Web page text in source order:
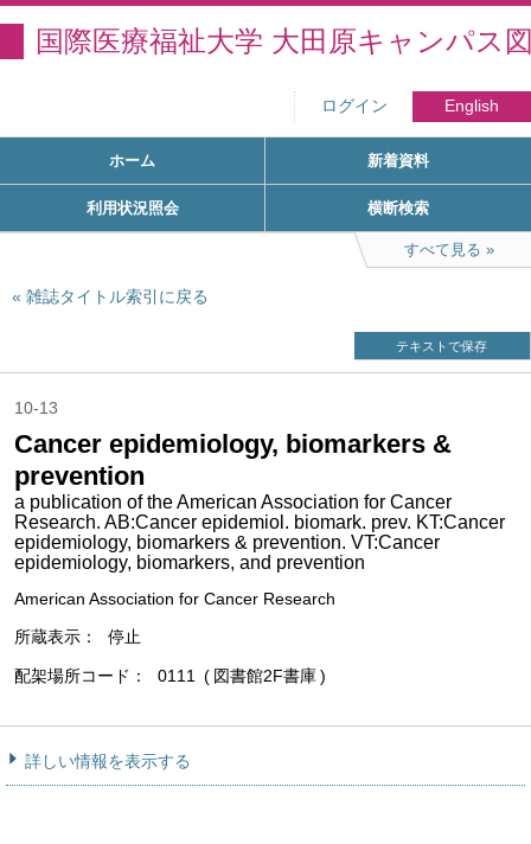
国際医療福祉大学 大田原キャンパス
ログイン English
ホーム 新着資料
利用状況照会 横断検索
すべて見る
雑誌タイトル索引に戻る
テキストで保存
10-13
Cancer epidemiology, biomarkers &
prevention
a publication of the American Association for Cancer
Research. AB:Cancer epidemiol. biomark. prev. KT:Cancer
epidemiology, biomarkers & prevention. VT:Cancer
epidemiology, biomarkers, and prevention
American Association for Cancer Research
所蔵表示
停止
配架場所コード 0111 図書館2F書庫
詳しい情報を表示する